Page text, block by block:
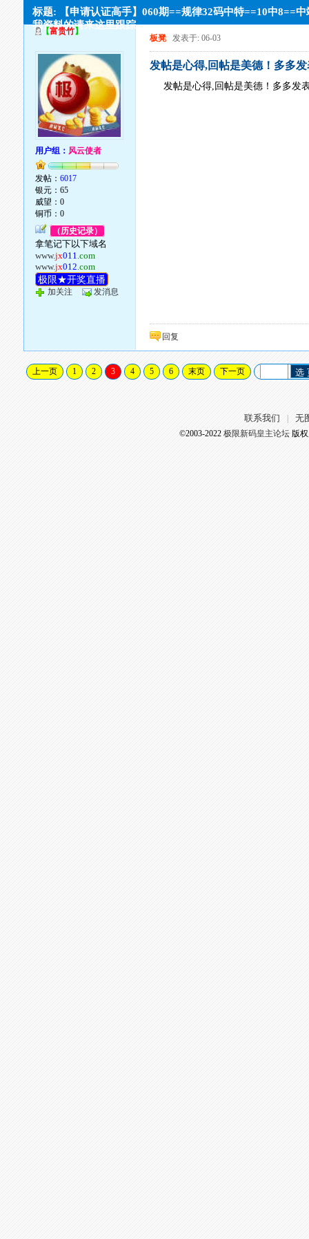
标题: 【申请认证高手】060期==规律32码中特==10中8==
我资料的请来这里跟踪
【富贵竹】
用户组： 风云使者
发帖：6017
银元：65
威望：0
铜币：0
（历史记录）
拿笔记下以下域名
www.jx011.com
www.jx012.com
极限★开奖直播
加关注 发消息
板凳 发表于: 06-03
发帖是心得,回帖是美德！多多
发帖是心得,回帖是美德！多多发
回复
上一页 1 2 3 4 5 6 末页 下一页 选
联系我们 无
©2003-2022 极限新码皇主论坛版权